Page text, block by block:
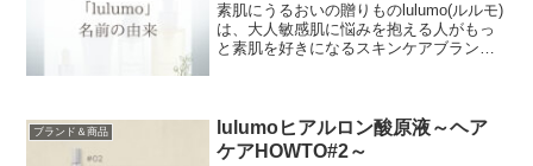
素肌にうるおいの贈りものlulumo(ルルモ)
は、大人敏感肌に悩みを抱える人がもっ
と素肌を好きになるスキンケアブランド
チ...
ブランド＆商品
lulumoヒアルロン酸原液～ヘア
ケアHOWTO#2～